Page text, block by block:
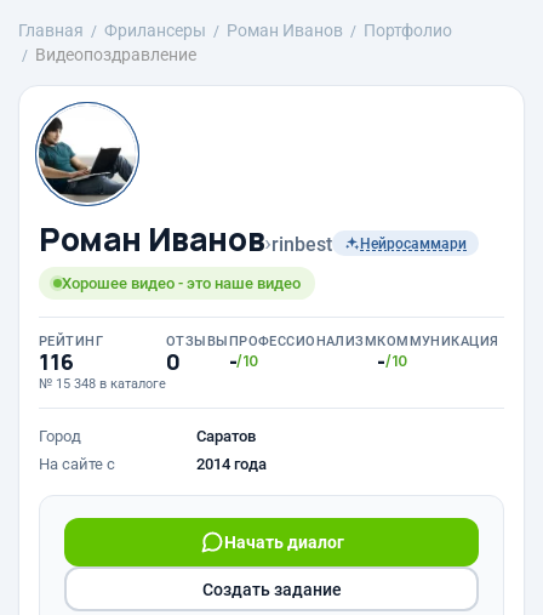
Главная Фрилансеры Роман Иванов
Портфолио
Видеопоздравление
Роман Иванов›rinbest Нейросаммари
Хорошее видео - это наше видео
РЕЙТИНГ
116
№ 15 348 в каталоге
ОТЗЫВЫ
0
ПРОФЕССИОНАЛИЗМ
-/10
КОММУНИКАЦИЯ
-/10
Город
Саратов
На сайте с
2014 года
Начать диалог
Создать задание